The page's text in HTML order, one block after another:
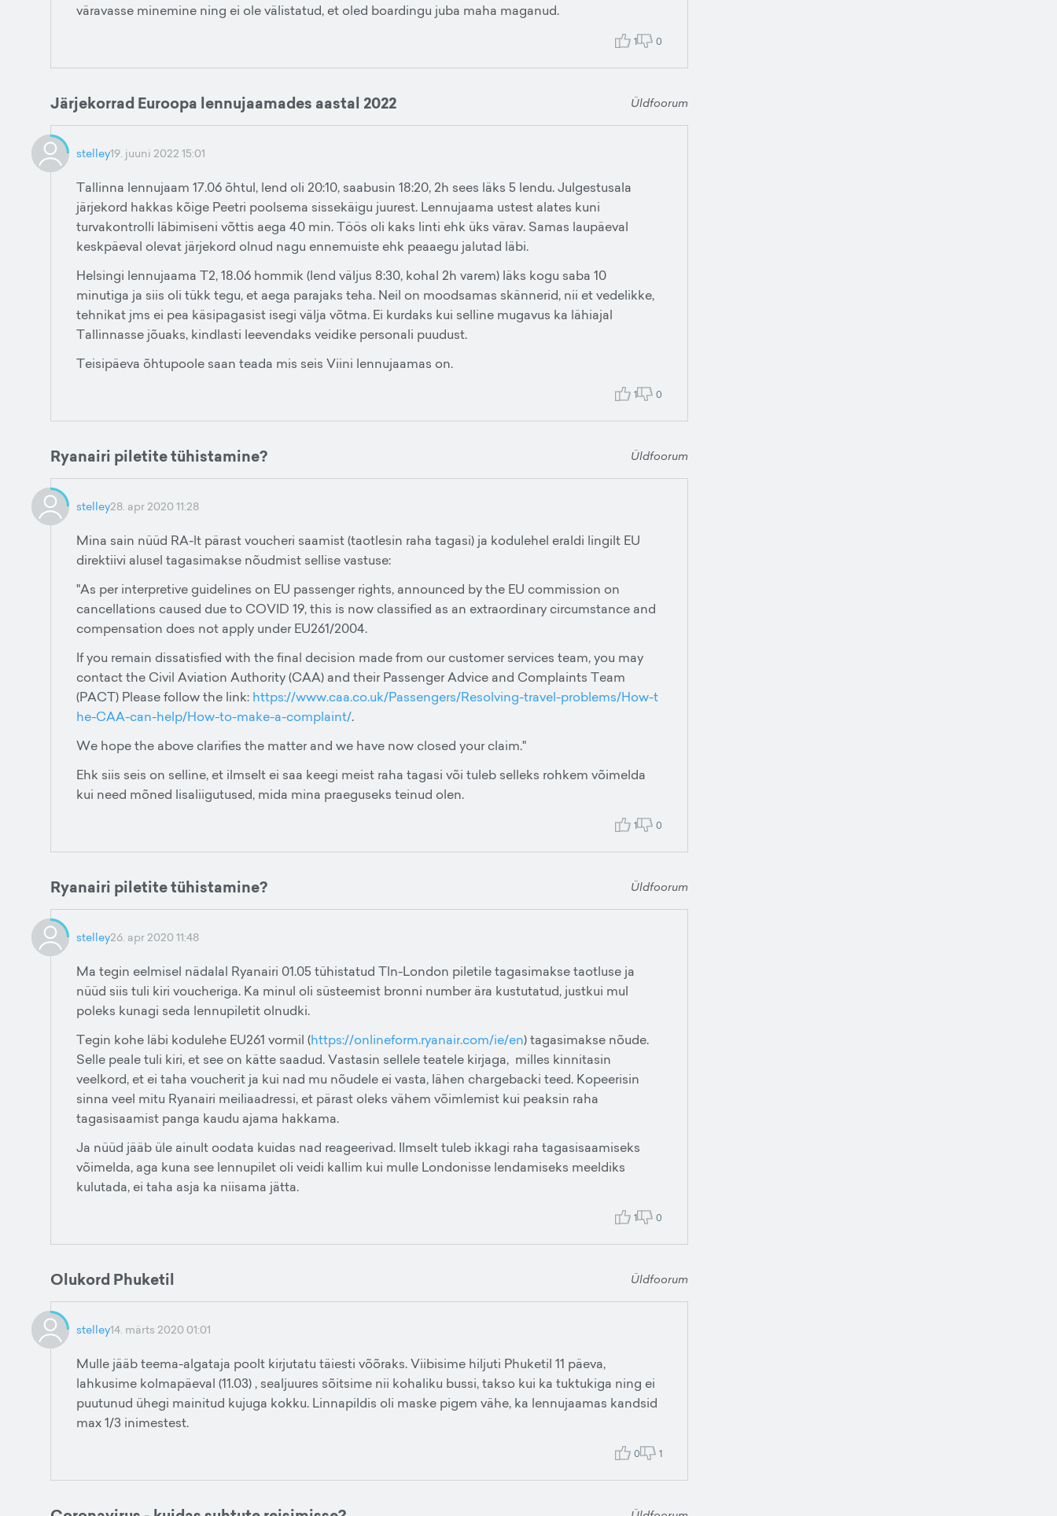
väravasse minemine ning ei ole välistatud, et oled boardingu juba maha maganud.
1 0
Järjekorrad Euroopa lennujaamades aastal 2022 Üldfoorum
stelley19. juuni 2022 15:01
Tallinna lennujaam 17.06 õhtul, lend oli 20:10, saabusin 18:20, 2h sees läks 5 lendu. Julgestusala
järjekord hakkas kõige Peetri poolsema sissekäigu juurest. Lennujaama ustest alates kuni
turvakontrolli läbimiseni võttis aega 40 min. Töös oli kaks linti ehk üks värav. Samas laupäeval
keskpäeval olevat järjekord olnud nagu ennemuiste ehk peaaegu jalutad läbi.
Helsingi lennujaama T2, 18.06 hommik (lend väljus 8:30, kohal 2h varem) läks kogu saba 10
minutiga ja siis oli tükk tegu, et aega parajaks teha. Neil on moodsamas skännerid, nii et vedelikke,
tehnikat jms ei pea käsipagasist isegi välja võtma. Ei kurdaks kui selline mugavus ka lähiajal
Tallinnasse jõuaks, kindlasti leevendaks veidike personali puudust.
Teisipäeva õhtupoole saan teada mis seis Viini lennujaamas on.
1 0
Ryanairi piletite tühistamine? Üldfoorum
stelley28. apr 2020 11:28
Mina sain nüüd RA-lt pärast voucheri saamist (taotlesin raha tagasi) ja kodulehel eraldi lingilt EU
direktiivi alusel tagasimakse nõudmist sellise vastuse:
"As per interpretive guidelines on EU passenger rights, announced by the EU commission on
cancellations caused due to COVID 19, this is now classified as an extraordinary circumstance and
compensation does not apply under EU261/2004.
If you remain dissatisfied with the final decision made from our customer services team, you may
contact the Civil Aviation Authority (CAA) and their Passenger Advice and Complaints Team
(PACT) Please follow the link: https://www.caa.co.uk/Passengers/Resolving-travel-problems/How-t
he-CAA-can-help/How-to-make-a-complaint/.
We hope the above clarifies the matter and we have now closed your claim."
Ehk siis seis on selline, et ilmselt ei saa keegi meist raha tagasi või tuleb selleks rohkem võimelda
kui need mõned lisaliigutused, mida mina praeguseks teinud olen.
1 0
Ryanairi piletite tühistamine? Üldfoorum
stelley26. apr 2020 11:48
Ma tegin eelmisel nädalal Ryanairi 01.05 tühistatud Tln-London piletile tagasimakse taotluse ja
nüüd siis tuli kiri voucheriga. Ka minul oli süsteemist bronni number ära kustutatud, justkui mul
poleks kunagi seda lennupiletit olnudki.
Tegin kohe läbi kodulehe EU261 vormil (https://onlineform.ryanair.com/ie/en) tagasimakse nõude.
Selle peale tuli kiri, et see on kätte saadud. Vastasin sellele teatele kirjaga, milles kinnitasin
veelkord, et ei taha voucherit ja kui nad mu nõudele ei vasta, lähen chargebacki teed. Kopeerisin
sinna veel mitu Ryanairi meiliaadressi, et pärast oleks vähem võimlemist kui peaksin raha
tagasisaamist panga kaudu ajama hakkama.
Ja nüüd jääb üle ainult oodata kuidas nad reageerivad. Ilmselt tuleb ikkagi raha tagasisaamiseks
võimelda, aga kuna see lennupilet oli veidi kallim kui mulle Londonisse lendamiseks meeldiks
kulutada, ei taha asja ka niisama jätta.
1 0
Olukord Phuketil Üldfoorum
stelley14. märts 2020 01:01
Mulle jääb teema-algataja poolt kirjutatu täiesti võõraks. Viibisime hiljuti Phuketil 11 päeva,
lahkusime kolmapäeval (11.03) , sealjuures sõitsime nii kohaliku bussi, takso kui ka tuktukiga ning ei
puutunud ühegi mainitud kujuga kokku. Linnapildis oli maske pigem vähe, ka lennujaamas kandsid
max 1/3 inimestest.
0 1